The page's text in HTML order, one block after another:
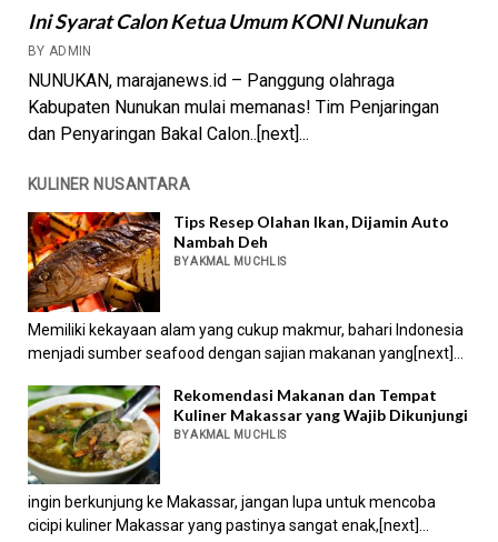
Ini Syarat Calon Ketua Umum KONI Nunukan
BY ADMIN
NUNUKAN, marajanews.id – Panggung olahraga
Kabupaten Nunukan mulai memanas! Tim Penjaringan
dan Penyaringan Bakal Calon..[next]...
KULINER NUSANTARA
Tips Resep Olahan Ikan, Dijamin Auto
Nambah Deh
BY AKMAL MUCHLIS
Memiliki kekayaan alam yang cukup makmur, bahari Indonesia
menjadi sumber seafood dengan sajian makanan yang[next]...
Rekomendasi Makanan dan Tempat
Kuliner Makassar yang Wajib Dikunjungi
BY AKMAL MUCHLIS
ingin berkunjung ke Makassar, jangan lupa untuk mencoba
cicipi kuliner Makassar yang pastinya sangat enak,[next]...